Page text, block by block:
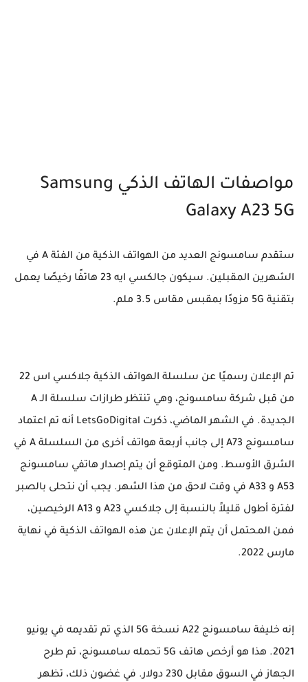
مواصفات الهاتف الذكي Samsung
Galaxy A23 5G
ستقدم سامسونج العديد من الهواتف الذكية من الفئة A في
الشهرين المقبلين. سيكون جالكسي ايه 23 هاتفًا رخيصًا يعمل
بتقنية 5G مزودًا بمقبس مقاس 3.5 ملم.
تم الإعلان رسميًا عن سلسلة الهواتف الذكية جلاكسي اس 22
من قبل شركة سامسونج، وهي تنتظر طرازات سلسلة الـ A
الجديدة. في الشهر الماضي، ذكرت LetsGoDigital أنه تم اعتماد
سامسونج A73 إلى جانب أربعة هواتف أخرى من السلسلة A في
الشرق الأوسط. ومن المتوقع أن يتم إصدار هاتفي سامسونج
A53 و A33 في وقت لاحق من هذا الشهر. يجب أن نتحلى بالصبر
لفترة أطول قليلاً بالنسبة إلى جلاكسي A23 و A13 الرخيصين،
فمن المحتمل أن يتم الإعلان عن هذه الهواتف الذكية في نهاية
مارس 2022.
إنه خليفة سامسونج A22 نسخة 5G الذي تم تقديمه في يونيو
2021. هذا هو أرخص هاتف 5G تحمله سامسونج، تم طرح
الجهاز في السوق مقابل 230 دولار. في غضون ذلك، تظهر